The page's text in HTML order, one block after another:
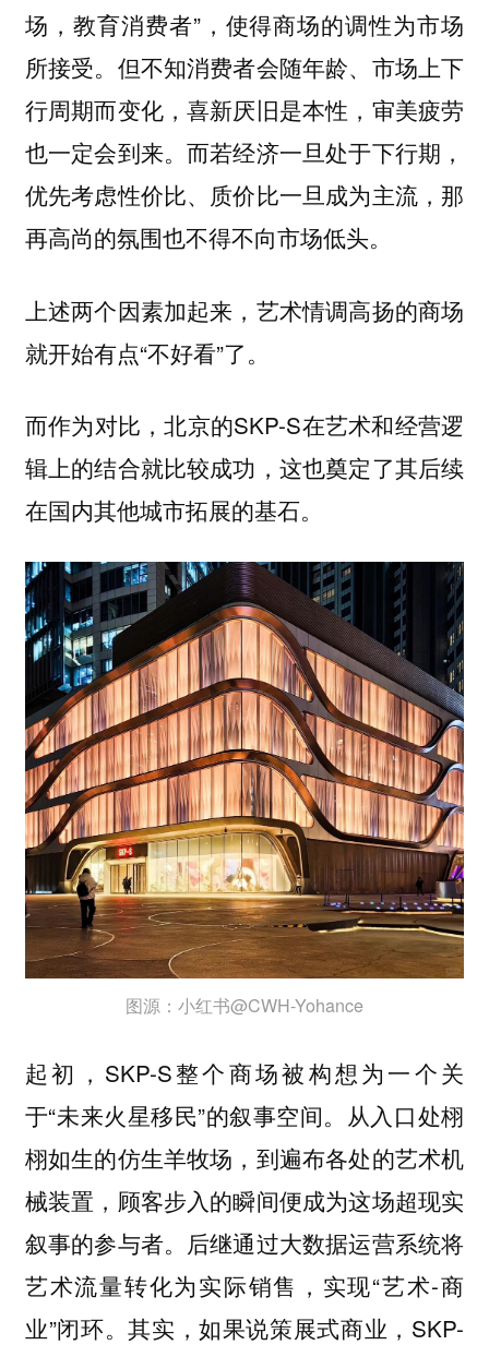
场，教育消费者”，使得商场的调性为市场
所接受。但不知消费者会随年龄、市场上下
行周期而变化，喜新厌旧是本性，审美疲劳
也一定会到来。而若经济一旦处于下行期，
优先考虑性价比、质价比一旦成为主流，那
再高尚的氛围也不得不向市场低头。
上述两个因素加起来，艺术情调高扬的商场
就开始有点“不好看”了。
而作为对比，北京的SKP-S在艺术和经营逻
辑上的结合就比较成功，这也奠定了其后续
在国内其他城市拓展的基石。
图源：小红书@CWH-Yohance
起初，SKP-S整个商场被构想为一个关
于“未来火星移民”的叙事空间。从入口处栩
栩如生的仿生羊牧场，到遍布各处的艺术机
械装置，顾客步入的瞬间便成为这场超现实
叙事的参与者。后继通过大数据运营系统将
艺术流量转化为实际销售，实现“艺术-商
业”闭环。其实，如果说策展式商业，SKP-